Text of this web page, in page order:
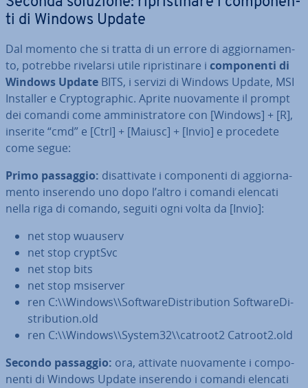
ti di Windows Update
Dal momento che si tratta di un errore di ag­gior­na­men­
to, potrebbe rivelarsi utile ri­pri­sti­na­re i com­po­nen­ti di
Windows Update BITS, i servizi di Windows Update, MSI
Installer e Cryp­to­gra­phic. Aprite nuo­va­men­te il prompt
dei comandi come am­mi­ni­stra­to­re con [Windows] + [R],
inserite “cmd” e [Ctrl] + [Maiusc] + [Invio] e procedete
come segue:
Primo passaggio: di­sat­ti­va­te i com­po­nen­ti di ag­gior­na­
men­to inserendo uno dopo l’altro i comandi elencati
nella riga di comando, seguiti ogni volta da [Invio]:
net stop wuauserv
net stop cryptSvc
net stop bits
net stop msiserver
ren C:\\Windows\\Soft­ware­Di­stri­bu­tion Soft­ware­Di­
stri­bu­tion.old
ren C:\\Windows\\System32\\catroot2 Catroot2.old
Secondo passaggio: ora, attivate nuo­va­men­te i com­po­
nen­ti di Windows Update inserendo i comandi elencati